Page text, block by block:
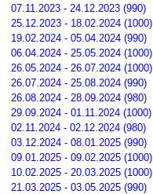
07.11.2023 - 24.12.2023 (990)
25.12.2023 - 18.02.2024 (1000)
19.02.2024 - 05.04.2024 (990)
06.04.2024 - 25.05.2024 (1000)
26.05.2024 - 26.07.2024 (1000)
26.07.2024 - 25.08.2024 (990)
26.08.2024 - 28.09.2024 (980)
29.09.2024 - 01.11.2024 (1000)
02.11.2024 - 02.12.2024 (980)
03.12.2024 - 08.01.2025 (990)
09.01.2025 - 09.02.2025 (1000)
10.02.2025 - 20.03.2025 (1000)
21.03.2025 - 03.05.2025 (990)